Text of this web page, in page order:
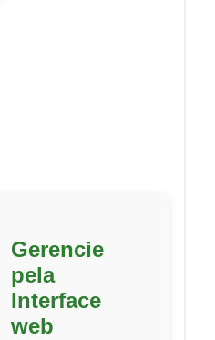
Gerencie
pela
Interface
web